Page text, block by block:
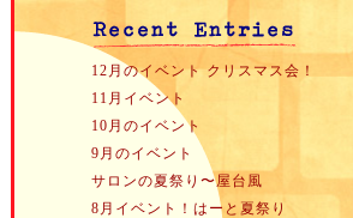
12月のイベント クリスマス会！
11月イベント
10月のイベント
9月のイベント
サロンの夏祭り〜屋台風
8月イベント！はーと夏祭り